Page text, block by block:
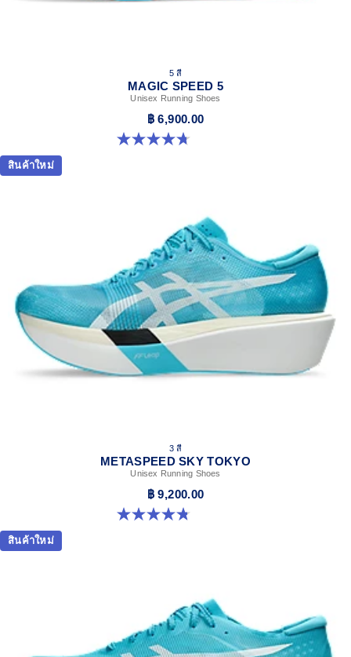
5 สี
MAGIC SPEED 5
Unisex Running Shoes
฿ 6,900.00
4.7 จาก 5 ดาว 328 รีวิว
สินค้าใหม่
3 สี
METASPEED SKY TOKYO
Unisex Running Shoes
฿ 9,200.00
4.8 จาก 5 ดาว 349 รีวิว
สินค้าใหม่